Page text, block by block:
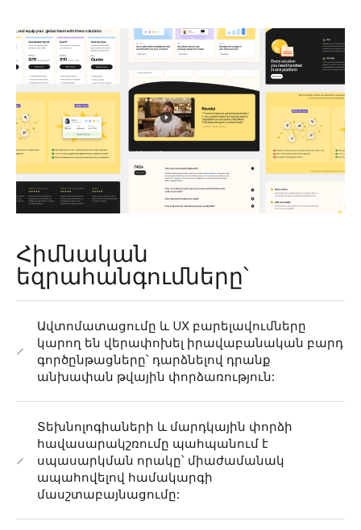
Հիմնական
եզրահանգումները՝
Ավտոմատացումը և UX բարելավումները
կարող են վերափոխել իրավաբանական բարդ
գործընթացները՝ դարձնելով դրանք
անխափան թվային փորձառություն:
Տեխնոլոգիաների և մարդկային փորձի
հավասարակշռումը պահպանում է
սպասարկման որակը՝ միաժամանակ
ապահովելով համակարգի
մասշտաբայնացումը: